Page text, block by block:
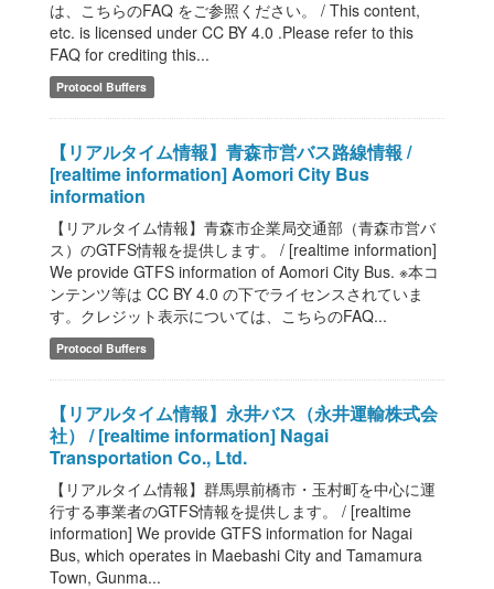
は、こちらのFAQ をご参照ください。 / This content,
etc. is licensed under CC BY 4.0 .Please refer to this
FAQ for crediting this...
Protocol Buffers
【リアルタイム情報】青森市営バス路線情報 /
[realtime information] Aomori City Bus
information
【リアルタイム情報】青森市企業局交通部（青森市営バ
ス）のGTFS情報を提供します。 / [realtime information]
We provide GTFS information of Aomori City Bus. ※本コ
ンテンツ等は CC BY 4.0 の下でライセンスされていま
す。クレジット表示については、こちらのFAQ...
Protocol Buffers
【リアルタイム情報】永井バス（永井運輸株式会
社） / [realtime information] Nagai
Transportation Co., Ltd.
【リアルタイム情報】群馬県前橋市・玉村町を中心に運
行する事業者のGTFS情報を提供します。 / [realtime
information] We provide GTFS information for Nagai
Bus, which operates in Maebashi City and Tamamura
Town, Gunma...